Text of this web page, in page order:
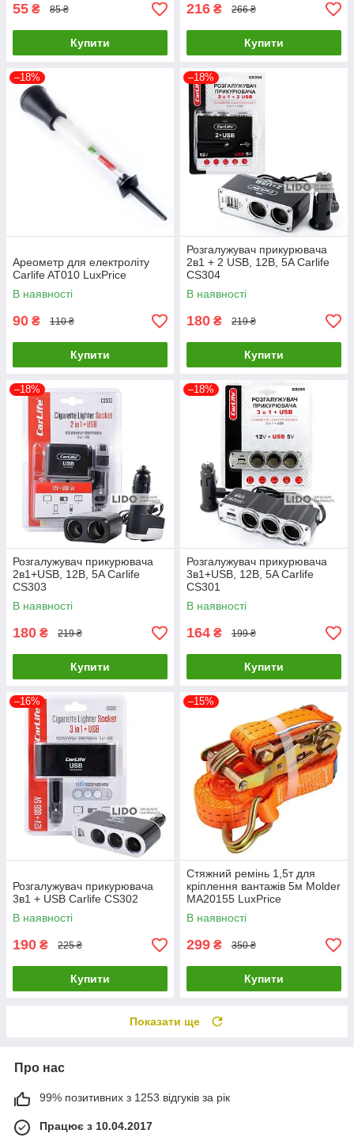
55 ₴ 85 ₴
Купити
216 ₴ 266 ₴
Купити
–18%
Ареометр для електроліту
Carlife AT010 LuxPrice
В наявності
90 ₴ 110 ₴
Купити
–18%
Розгалужувач прикурювача
2в1 + 2 USB, 12В, 5A Carlife
CS304
В наявності
180 ₴ 219 ₴
Купити
–18%
Розгалужувач прикурювача
2в1+USB, 12В, 5A Carlife
CS303
В наявності
180 ₴ 219 ₴
Купити
–18%
Розгалужувач прикурювача
3в1+USB, 12В, 5A Carlife
CS301
В наявності
164 ₴ 199 ₴
Купити
–16%
Розгалужувач прикурювача
3в1 + USB Carlife CS302
В наявності
190 ₴ 225 ₴
Купити
–15%
Стяжний ремінь 1,5т для
кріплення вантажів 5м Molder
MA20155 LuxPrice
В наявності
299 ₴ 350 ₴
Купити
Показати ще
Про нас
99% позитивних з 1253 відгуків за рік
Працює з 10.04.2017